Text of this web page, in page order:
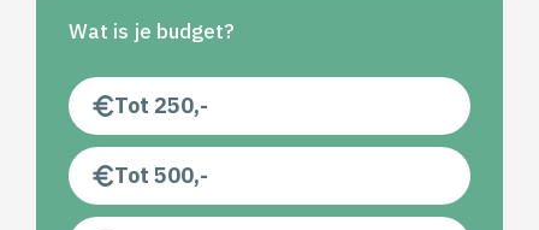
Wat is je budget?
Tot 250,-
Tot 500,-